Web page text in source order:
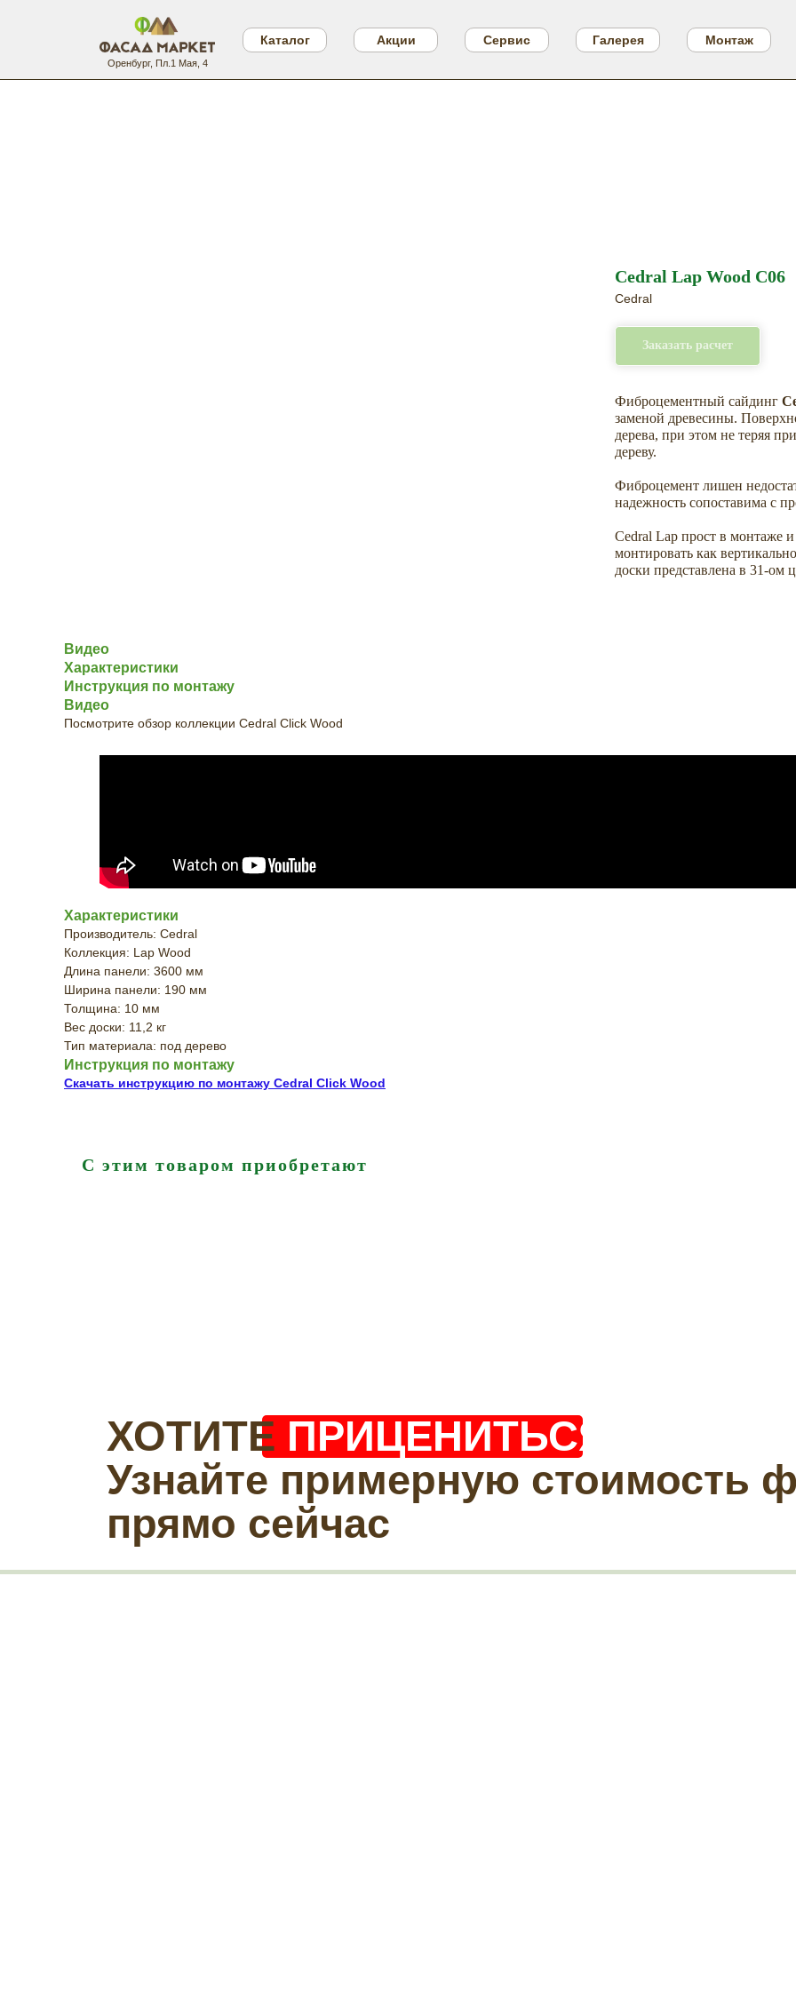
Галерея
Каталог Акции Монтаж
Сервис
Оренбург, Пл.1 Мая, 4
Cedral Lap Wood C06
Cedral
Заказать расчет
Фиброцементный сайдинг
заменой древесины.
дерева, при этом не теряя
дереву.
Фиброцемент лишен
надежность сопоставима с
Cedral Lap прост в монтаже
монтировать как
доски представлена в 31-ом
Видео
Характеристики
Инструкция по монтажу
Видео
Посмотрите обзор коллекции Cedral Click Wood
Характеристики
Производитель: Cedral
Коллекция: Lap Wood
Длина панели: 3600 мм
Ширина панели: 190 мм
Толщина: 10 мм
Вес доски: 11,2 кг
Тип материала: под дерево
Инструкция по монтажу
Скачать инструкцию по монтажу Cedral Click Wood
С этим товаром приобретают
ХОТИТЕ ПРИЦЕНИТЬСЯ?
Узнайте примерную стоимость
прямо сейчас